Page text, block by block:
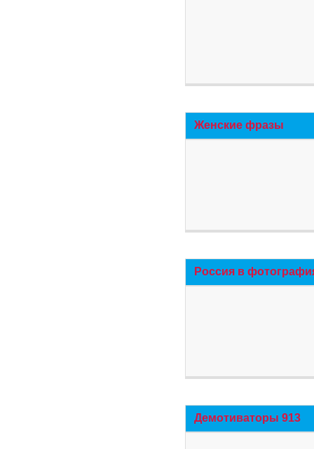
Женские фразы
Россия в
Демотиваторы 913